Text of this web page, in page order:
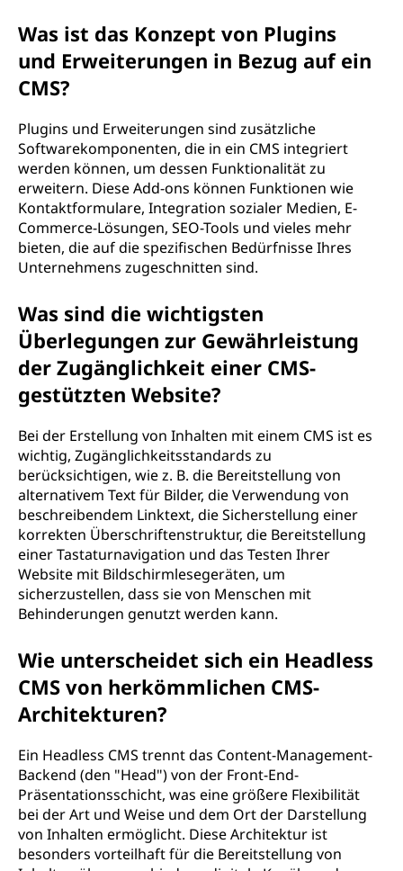
Was ist das Konzept von Plugins
und Erweiterungen in Bezug auf ein
CMS?
Plugins und Erweiterungen sind zusätzliche
Softwarekomponenten, die in ein CMS integriert
werden können, um dessen Funktionalität zu
erweitern. Diese Add-ons können Funktionen wie
Kontaktformulare, Integration sozialer Medien, E-
Commerce-Lösungen, SEO-Tools und vieles mehr
bieten, die auf die spezifischen Bedürfnisse Ihres
Unternehmens zugeschnitten sind.
Was sind die wichtigsten
Überlegungen zur Gewährleistung
der Zugänglichkeit einer CMS-
gestützten Website?
Bei der Erstellung von Inhalten mit einem CMS ist es
wichtig, Zugänglichkeitsstandards zu
berücksichtigen, wie z. B. die Bereitstellung von
alternativem Text für Bilder, die Verwendung von
beschreibendem Linktext, die Sicherstellung einer
korrekten Überschriftenstruktur, die Bereitstellung
einer Tastaturnavigation und das Testen Ihrer
Website mit Bildschirmlesegeräten, um
sicherzustellen, dass sie von Menschen mit
Behinderungen genutzt werden kann.
Wie unterscheidet sich ein Headless
CMS von herkömmlichen CMS-
Architekturen?
Ein Headless CMS trennt das Content-Management-
Backend (den "Head") von der Front-End-
Präsentationsschicht, was eine größere Flexibilität
bei der Art und Weise und dem Ort der Darstellung
von Inhalten ermöglicht. Diese Architektur ist
besonders vorteilhaft für die Bereitstellung von